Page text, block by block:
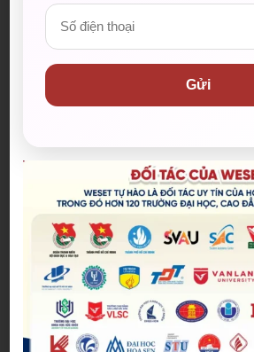
phim được kỳ vọng
04/08/2026
thu mở màn
Christopher
22/07/
WE SHARE: Ước
góc học tập nhỏ
Nguyễn
21/07/
Gửi